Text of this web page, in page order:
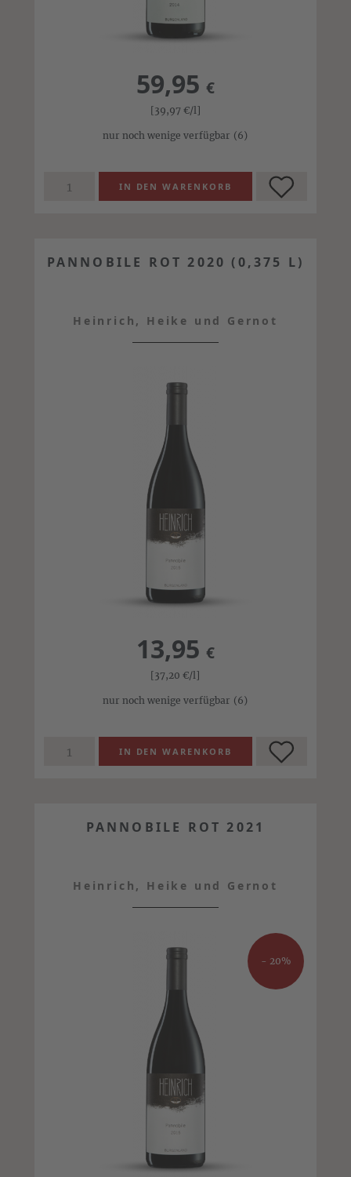
59,95 €
[39,97 €/l]
nur noch wenige verfügbar (6)
PANNOBILE ROT 2020 (0,375 L)
Heinrich, Heike und Gernot
13,95 €
[37,20€/l]
nur noch wenige verfügbar (6)
- 20%
PANNOBILE ROT 2021
Heinrich, Heike und Gernot